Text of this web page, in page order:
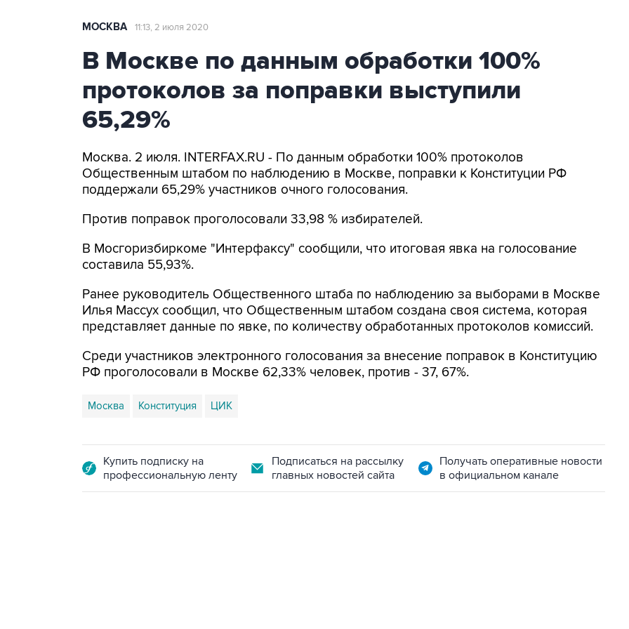
МОСКВА 11:13, 2 июля 2020
В Москве по данным обработки 100%
протоколов за поправки выступили
65,29%
Москва. 2 июля. INTERFAX.RU - По данным обработки 100% протоколов
Общественным штабом по наблюдению в Москве, поправки к Конституции РФ
поддержали 65,29% участников очного голосования.
Против поправок проголосовали 33,98 % избирателей.
В Мосгоризбиркоме "Интерфаксу" сообщили, что итоговая явка на голосование
составила 55,93%.
Ранее руководитель Общественного штаба по наблюдению за выборами в Москве
Илья Массух сообщил, что Общественным штабом создана своя система, которая
представляет данные по явке, по количеству обработанных протоколов комиссий.
Среди участников электронного голосования за внесение поправок в Конституцию
РФ проголосовали в Москве 62,33% человек, против - 37, 67%.
Москва Конституция ЦИК
Купить подписку на
профессиональную ленту
Подписаться на рассылку
главных новостей сайта
Получать оперативные новости
в официальном канале